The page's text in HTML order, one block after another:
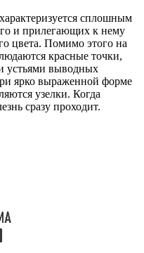
сплошным
и прилегающих к нему
цвета. Помимо этого на
красные точки,
устьями выводных
ярко выраженной форме
узелки. Когда
сразу проходит.